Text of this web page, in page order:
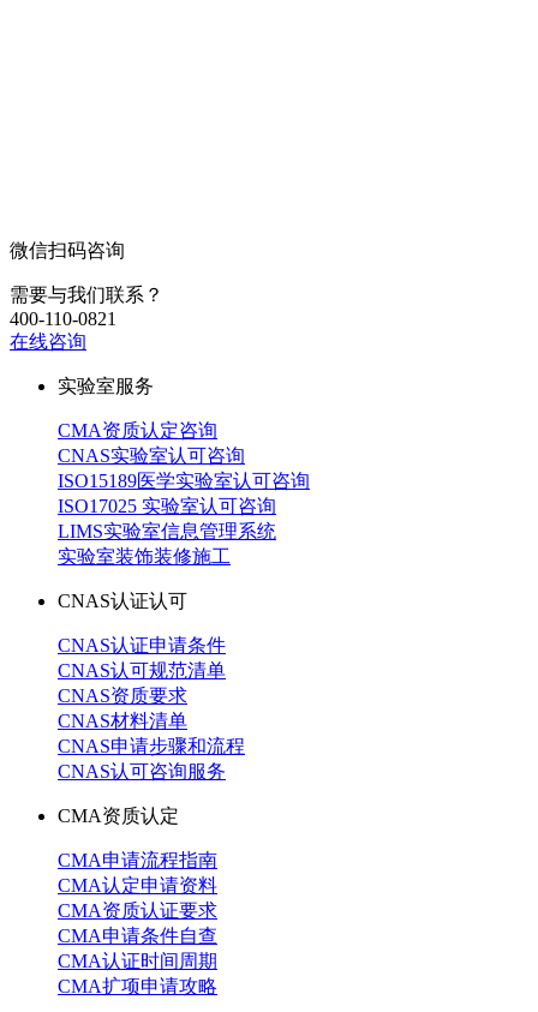
微信扫码咨询
需要与我们联系？
400-110-0821
在线咨询
实验室服务
CMA资质认定咨询
CNAS实验室认可咨询
ISO15189医学实验室认可咨询
ISO17025 实验室认可咨询
LIMS实验室信息管理系统
实验室装饰装修施工
CNAS认证认可
CNAS认证申请条件
CNAS认可规范清单
CNAS资质要求
CNAS材料清单
CNAS申请步骤和流程
CNAS认可咨询服务
CMA资质认定
CMA申请流程指南
CMA认定申请资料
CMA资质认证要求
CMA申请条件自查
CMA认证时间周期
CMA扩项申请攻略